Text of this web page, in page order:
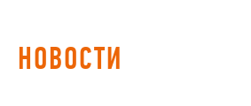
НОВОСТИ